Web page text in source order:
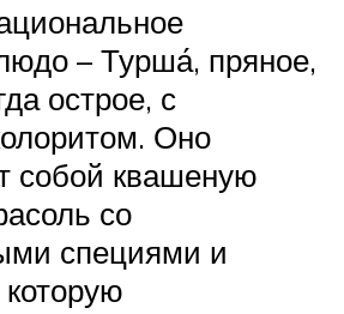
– Турша́, пряное,
острое, с
Оно
собой квашеную
со
специями и